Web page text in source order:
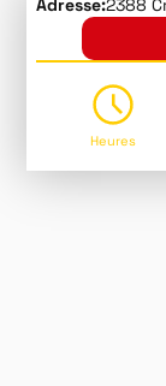
Adresse:2388
Heures